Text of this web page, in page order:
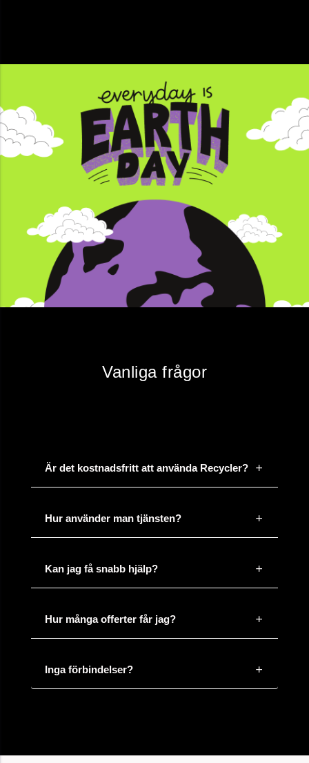
Vanliga frågor
Är det kostnadsfritt att använda Recycler?
Kan jag få snabb hjälp?
Hur många offerter får jag?